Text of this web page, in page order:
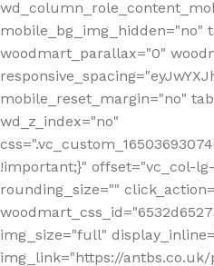
mobile_bg_img_hidden="no"
woodmart_parallax="0"
mobile_reset_margin="no"
wd_z_index="no"
!important;}" offset="vc_col-
rounding_size=""
img_size="full"
img_link="https://